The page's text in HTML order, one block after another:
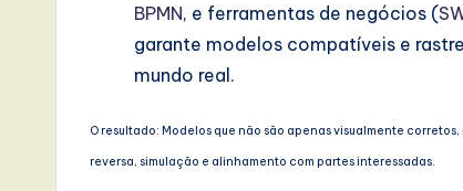
BPMN, e ferramentas de negócios (
garante modelos compatíveis e
mundo real.
O resultado: Modelos que não são apenas visualmente
reversa, simulação e alinhamento com partes interessadas.